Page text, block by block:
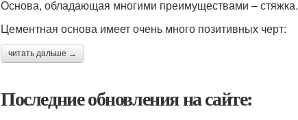
Основа, обладающая многими преимуществами – стяжка.
Цементная основа имеет очень много позитивных черт:
читать дальше →
Последние обновления на сайте: